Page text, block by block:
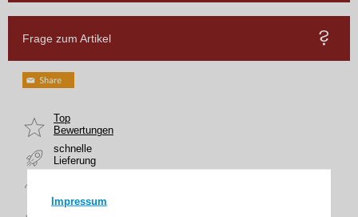
Impressum
Frage zum Artikel
Top
Bewertungen
schnelle
Lieferung
sicher